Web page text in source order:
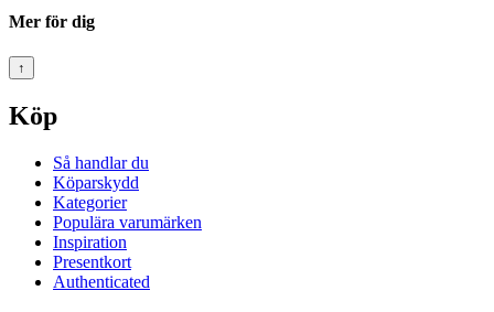
Mer för dig
↑
Köp
Så handlar du
Köparskydd
Kategorier
Populära varumärken
Inspiration
Presentkort
Authenticated